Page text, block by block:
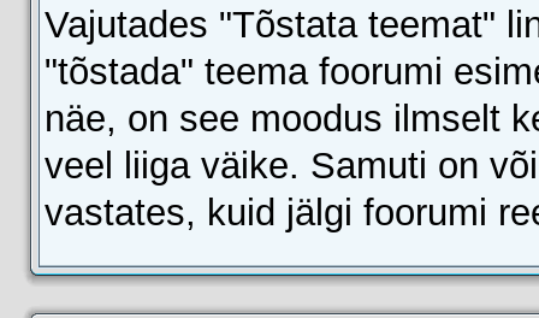
Vajutades "Tõstata teemat"
"tõstada" teema foorumi
näe, on see moodus ilmselt
veel liiga väike. Samuti on
vastates, kuid jälgi foorumi